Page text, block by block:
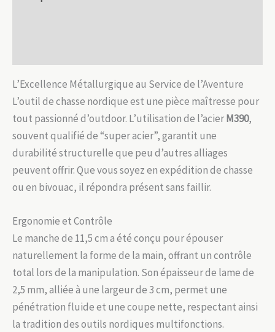
L’Excellence Métallurgique au Service de l’Aventure
L’outil de chasse nordique est une pièce maîtresse pour
tout passionné d’outdoor. L’utilisation de l’acierM390,
souvent qualifié de “super acier”, garantit une
durabilité structurelle que peu d’autres alliages
peuvent offrir. Que vous soyez en expédition de chasse
ou en bivouac, il répondra présent sans faillir.
Ergonomie et Contrôle
Le manche de 11,5 cm a été conçu pour épouser
naturellement la forme de la main, offrant un contrôle
total lors de la manipulation. Son épaisseur de lame de
2,5 mm, alliée à une largeur de 3 cm, permet une
pénétration fluide et une coupe nette, respectant ainsi
la tradition des outils nordiques multifonctions.